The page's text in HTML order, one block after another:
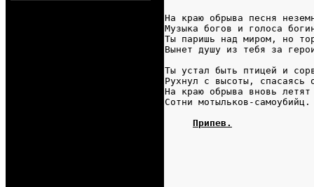
На краю обрыва песня
Музыка богов и голоса
Ты паришь над миром, но
Вынет душу из тебя за
Ты устал быть птицей и
Рухнул с высоты, спасаясь
На краю обрыва вновь
Сотни мотыльков-самоубийц.
Припев.